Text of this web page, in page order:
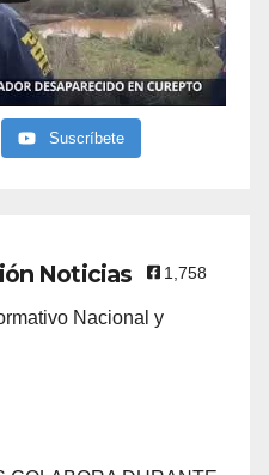
Suscríbete
Noticias 1,758
Nacional y